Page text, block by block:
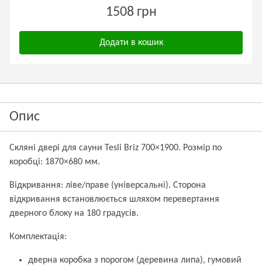
1508 грн
Додати в кошик
Опис
Скляні двері для сауни Tesli Briz 700×1900. Розмір по
коробці: 1870×680 мм.
Відкривання: ліве/праве (універсальні). Сторона
відкривання встановлюється шляхом перевертання
дверного блоку на 180 градусів.
Комплектація:
дверна коробка з порогом (деревина липа), гумовий